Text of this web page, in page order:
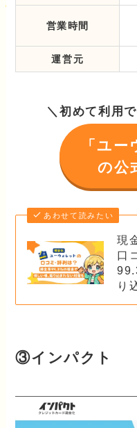
営業時間
運営元
＼初めて利用
「ユー
の公
あわせて読みたい
現
口
り
③インパクト